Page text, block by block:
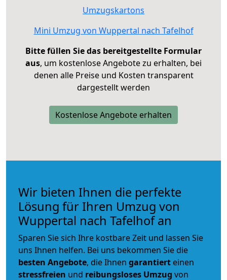
Umzugskartons
Mini Umzug von Wuppertal nach Tafelhof
Bitte füllen Sie das bereitgestellte Formular
aus, um kostenlose Angebote zu erhalten, bei
denen alle Preise und Kosten transparent
dargestellt werden
Kostenlose Angebote erhalten
Wir bieten Ihnen die perfekte
Lösung für Ihren Umzug von
Wuppertal nach Tafelhof an
Sparen Sie sich Ihre kostbare Zeit und lassen Sie
uns Ihnen helfen. Bei uns bekommen Sie die
besten Angebote, die Ihnen garantiert einen
stressfreien und reibungsloses Umzug von